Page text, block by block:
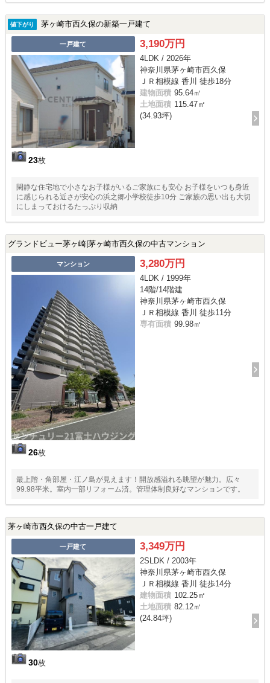
値下がり 茅ヶ崎市西久保の新築一戸建て
一戸建て
23枚
3,190万円
4LDK / 2026年
神奈川県茅ヶ崎市西久保
ＪＲ相模線 香川 徒歩18分
建物面積 95.64㎡
土地面積 115.47㎡
(34.93坪)
閑静な住宅地で小さなお子様がいるご家族にも安心 お子様をいつも身近
に感じられる近さが安心の浜之郷小学校徒歩10分 ご家族の思い出も大切
にしまっておけるたっぷり収納
グランドビュー茅ヶ崎|茅ヶ崎市西久保の中古マンション
マンション
26枚
3,280万円
4LDK / 1999年
14階/14階建
神奈川県茅ヶ崎市西久保
ＪＲ相模線 香川 徒歩11分
専有面積 99.98㎡
最上階・角部屋・江ノ島が見えます！開放感溢れる眺望が魅力。広々
99.98平米。室内一部リフォーム済。管理体制良好なマンションです。
茅ヶ崎市西久保の中古一戸建て
一戸建て
30枚
3,349万円
2SLDK / 2003年
神奈川県茅ヶ崎市西久保
ＪＲ相模線 香川 徒歩14分
建物面積 102.25㎡
土地面積 82.12㎡
(24.84坪)